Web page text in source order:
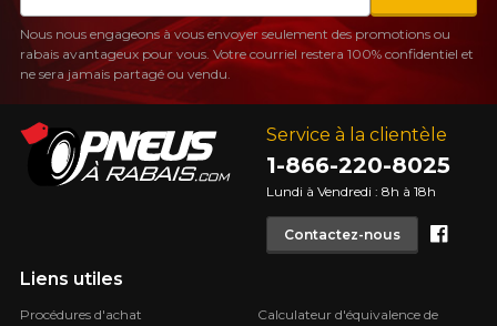
Service à la clientèle
1-866-220-8025
Lundi à Vendredi : 8h à 18h
Contactez-nous
Liens utiles
Procédures d'achat Calculateur d'équivalence de
Nous nous engageons à vous envoyer seulement des promotions ou
rabais avantageux pour vous. Votre courriel restera 100% confidentiel et
ne sera jamais partagé ou vendu.